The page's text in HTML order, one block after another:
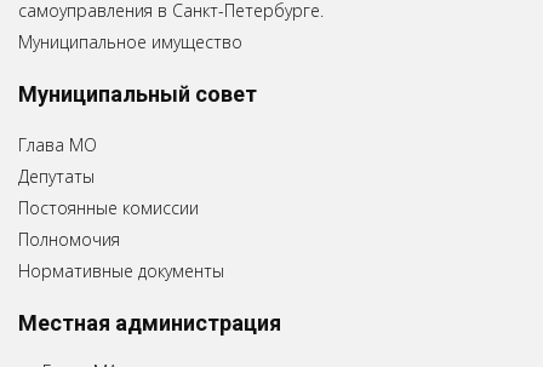
самоуправления в Санкт-Петербурге.
Муниципальное имущество
Муниципальный совет
Глава МО
Депутаты
Постоянные комиссии
Полномочия
Нормативные документы
Местная администрация